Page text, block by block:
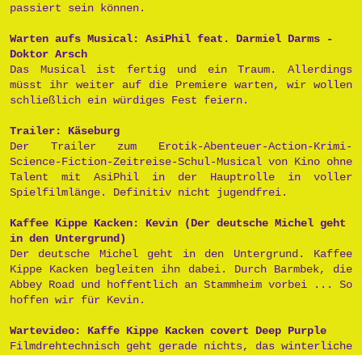
passiert sein können.
Warten aufs Musical: AsiPhil feat. Darmiel Darms -
Doktor Arsch
Das Musical ist fertig und ein Traum. Allerdings
müsst ihr weiter auf die Premiere warten, wir wollen
schließlich ein würdiges Fest feiern.
Trailer: Käseburg
Der Trailer zum Erotik-Abenteuer-Action-Krimi-
Science-Fiction-Zeitreise-Schul-Musical von Kino ohne
Talent mit AsiPhil in der Hauptrolle in voller
Spielfilmlänge. Definitiv nicht jugendfrei.
Kaffee Kippe Kacken: Kevin (Der deutsche Michel geht
in den Untergrund)
Der deutsche Michel geht in den Untergrund. Kaffee
Kippe Kacken begleiten ihn dabei. Durch Barmbek, die
Abbey Road und hoffentlich an Stammheim vorbei ... So
hoffen wir für Kevin.
Wartevideo: Kaffe Kippe Kacken covert Deep Purple
Filmdrehtechnisch geht gerade nichts, das winterliche